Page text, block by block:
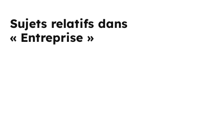
Sujets relatifs dans
« Entreprise »